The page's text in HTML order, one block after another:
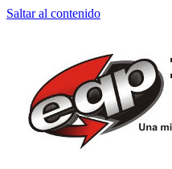
Saltar al contenido